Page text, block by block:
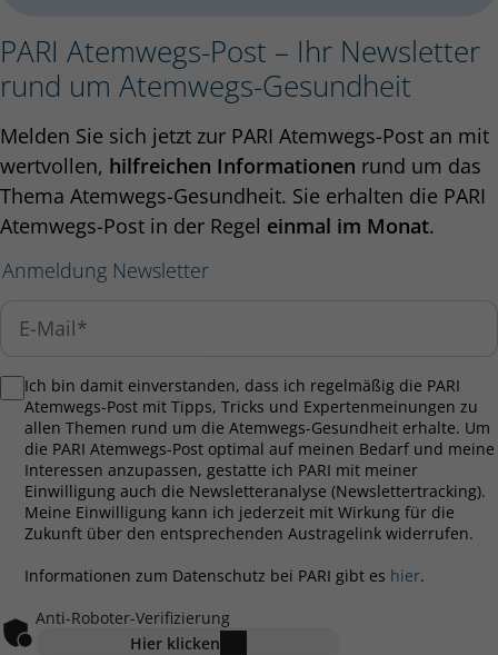
PARI Atemwegs-Post – Ihr Newsletter
rund um Atemwegs-Gesundheit
Melden Sie sich jetzt zur PARI Atemwegs-Post an mit
wertvollen, hilfreichen Informationen rund um das
Thema Atemwegs-Gesundheit. Sie erhalten die PARI
Atemwegs-Post in der Regel einmal im Monat.
Anmeldung Newsletter
Ich bin damit einverstanden, dass ich regelmäßig die PARI
Atemwegs-Post mit Tipps, Tricks und Expertenmeinungen zu
allen Themen rund um die Atemwegs-Gesundheit erhalte. Um
die PARI Atemwegs-Post optimal auf meinen Bedarf und meine
Interessen anzupassen, gestatte ich PARI mit meiner
Einwilligung auch die Newsletteranalyse (Newslettertracking).
Meine Einwilligung kann ich jederzeit mit Wirkung für die
Zukunft über den entsprechenden Austragelink widerrufen.
Informationen zum Datenschutz bei PARI gibt es hier.
Anti-Roboter-Verifizierung
Hier klicken